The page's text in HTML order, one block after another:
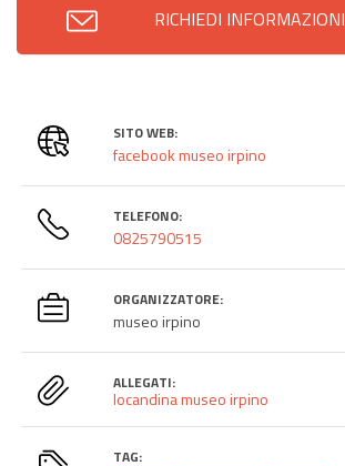
RICHIEDI INFORMAZIONI
SITO WEB:
facebook museo irpino
TELEFONO:
0825790515
ORGANIZZATORE:
museo irpino
ALLEGATI:
locandina museo irpino
TAG: